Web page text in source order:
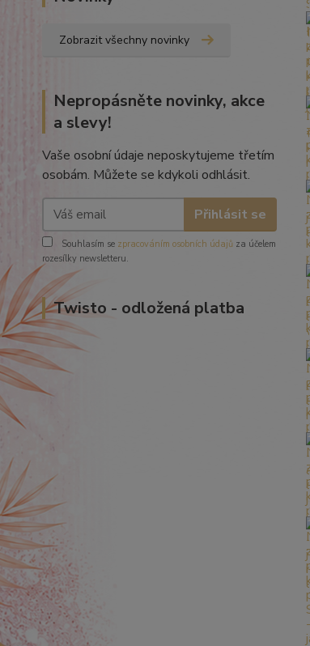
Zobrazit všechny novinky
Nepropásněte novinky, akce
a slevy!
Vaše osobní údaje neposkytujeme třetím
osobám. Můžete se kdykoli odhlásit.
Přihlásit se
Souhlasím se zpracováním osobních údajů za účelem
rozesílky newsletteru.
Twisto - odložená platba